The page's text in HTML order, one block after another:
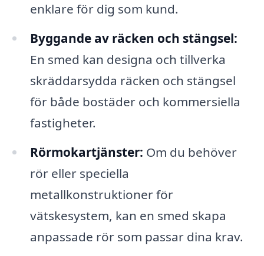
enklare för dig som kund.
Byggande av räcken och stängsel:
En smed kan designa och tillverka
skräddarsydda räcken och stängsel
för både bostäder och kommersiella
fastigheter.
Rörmokartjänster: Om du behöver
rör eller speciella
metallkonstruktioner för
vätskesystem, kan en smed skapa
anpassade rör som passar dina krav.